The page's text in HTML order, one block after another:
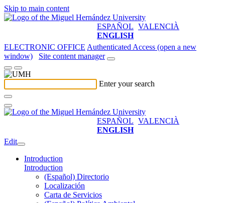
Skip to main content
ESPAÑOL VALENCIÀ
ENGLISH
ELECTRONIC OFFICE Authenticated Access (open a new
window)
Site content manager
Enter your search
ESPAÑOL VALENCIÀ
ENGLISH
Edit
Introduction
Introduction
(Español) Directorio
Localización
Carta de Servicios